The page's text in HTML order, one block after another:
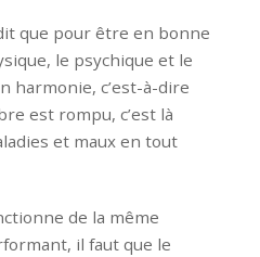
que pour être en bonne
le psychique et le
harmonie, c’est-à-dire
est rompu, c’est là
et maux en tout
de la même
il faut que le